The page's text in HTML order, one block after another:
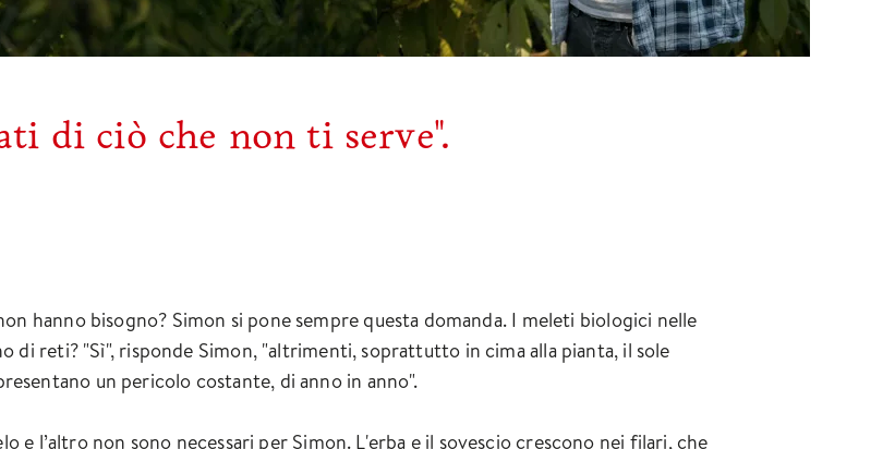
di ciò che non ti serve".
hanno bisogno? Simon si pone sempre questa domanda. I meleti biologici nelle
di reti? "Sì", risponde Simon, "altrimenti, soprattutto in cima alla pianta, il sole
un pericolo costante, di anno in anno".
l’altro non sono necessari per Simon. L'erba e il sovescio crescono nei filari, che